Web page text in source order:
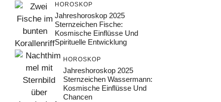
HOROSKOP
Jahreshoroskop 2025
Sternzeichen Fische:
Kosmische Einflüsse Und
Spirituelle Entwicklung
HOROSKOP
Jahreshoroskop 2025
Sternzeichen Wassermann:
Kosmische Einflüsse Und
Chancen